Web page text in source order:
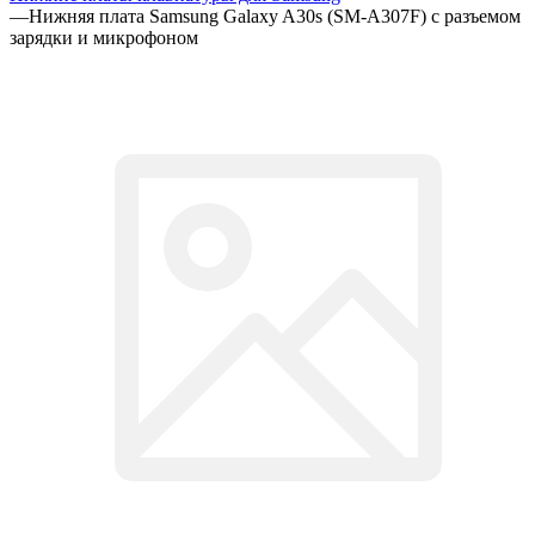
—Нижняя плата Samsung Galaxy A30s (SM-A307F) с разъемом
зарядки и микрофоном